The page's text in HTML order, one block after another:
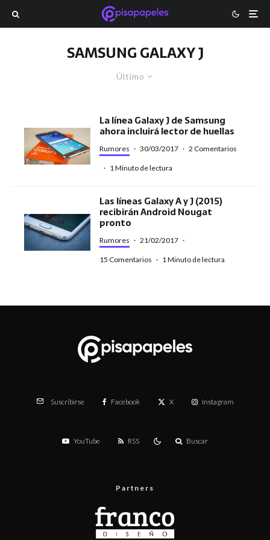
SAMSUNG GALAXY J
Último
La línea Galaxy J de Samsung
ahora incluirá lector de huellas
Rumores · 30/03/2017 · 2 Comentarios
· 1 Minuto de lectura
Las líneas Galaxy A y J (2015)
recibirán Android Nougat
pronto
Rumores · 21/02/2017 ·
15 Comentarios · 1 Minuto de lectura
Suscribirse Facebook X Instagram
YouTube RSS Buscar
Partners